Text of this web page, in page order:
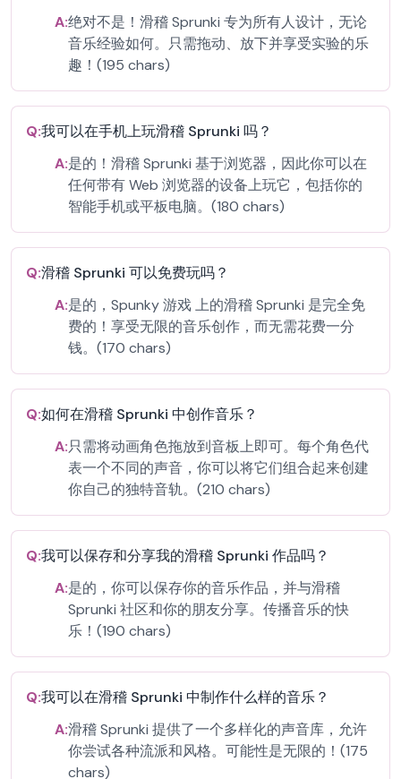
A:绝对不是！滑稽 Sprunki 专为所有人设计，无论
音乐经验如何。只需拖动、放下并享受实验的乐
趣！(195 chars)
Q:我可以在手机上玩滑稽 Sprunki 吗？
A:是的！滑稽 Sprunki 基于浏览器，因此你可以在
任何带有 Web 浏览器的设备上玩它，包括你的
智能手机或平板电脑。(180 chars)
Q:滑稽 Sprunki 可以免费玩吗？
A:是的，Spunky 游戏 上的滑稽 Sprunki 是完全免
费的！享受无限的音乐创作，而无需花费一分
钱。(170 chars)
Q:如何在滑稽 Sprunki 中创作音乐？
A:只需将动画角色拖放到音板上即可。每个角色代
表一个不同的声音，你可以将它们组合起来创建
你自己的独特音轨。(210 chars)
Q:我可以保存和分享我的滑稽 Sprunki 作品吗？
A:是的，你可以保存你的音乐作品，并与滑稽
Sprunki 社区和你的朋友分享。传播音乐的快
乐！(190 chars)
Q:我可以在滑稽 Sprunki 中制作什么样的音乐？
A:滑稽 Sprunki 提供了一个多样化的声音库，允许
你尝试各种流派和风格。可能性是无限的！(175
chars)